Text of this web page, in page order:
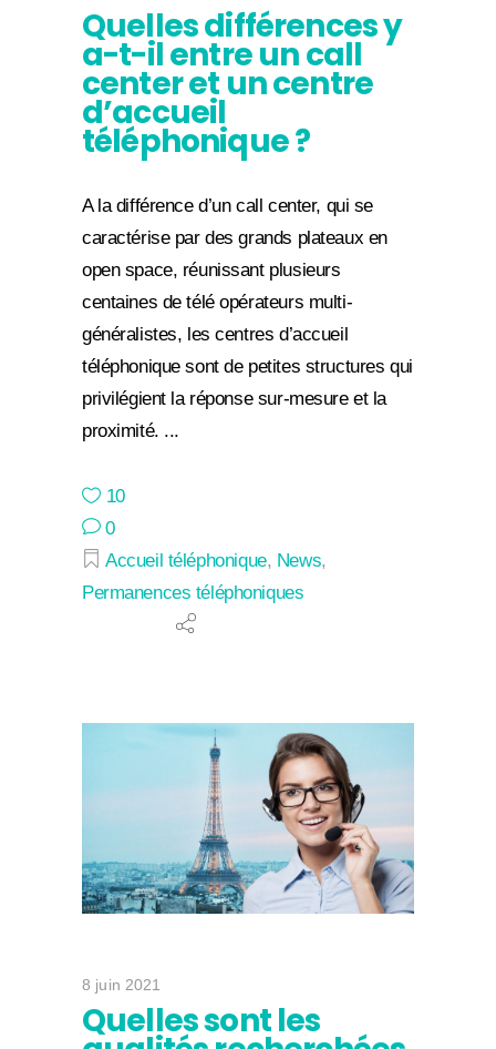
Quelles différences y
a-t-il entre un call
center et un centre
d’accueil
téléphonique ?
A la différence d’un call center, qui se
caractérise par des grands plateaux en
open space, réunissant plusieurs
centaines de télé opérateurs multi-
généralistes, les centres d’accueil
téléphonique sont de petites structures qui
privilégient la réponse sur-mesure et la
proximité.
10
0
Accueil téléphonique, News,
Permanences téléphoniques
8 juin 2021
Quelles sont les